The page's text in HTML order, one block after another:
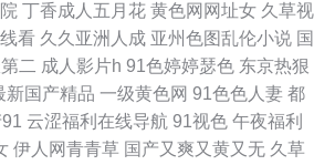
利AV网站 激情春色亚洲精品 玖玖精爱爱 欧美
地 国产22页 久久高清黄色视频网 亚洲日韩国产
欧美一区无码蜜桃 亚洲色无码中文 东京热亚洲
丁香成人五月花 黄色网网址女 久草视
看 久久亚洲人成 亚州色图乱伦小说 国
二 成人影片h 91色婷婷瑟色 东京热狠
新国产精品 一级黄色网 91色色人妻 都
云涩福利在线导航 91视色 午夜福利
伊人网青青草 国产又爽又黄又无 久草